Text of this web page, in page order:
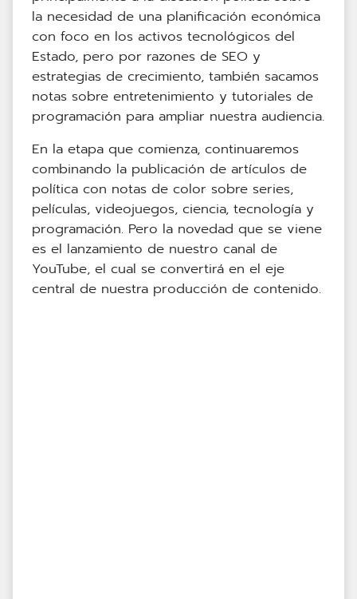
la necesidad de una planificación económica
con foco en los activos tecnológicos del
Estado, pero por razones de SEO y
estrategias de crecimiento, también sacamos
notas sobre entretenimiento y tutoriales de
programación para ampliar nuestra audiencia.
En la etapa que comienza, continuaremos
combinando la publicación de artículos de
política con notas de color sobre series,
películas, videojuegos, ciencia, tecnología y
programación. Pero la novedad que se viene
es el lanzamiento de nuestro canal de
YouTube, el cual se convertirá en el eje
central de nuestra producción de contenido.